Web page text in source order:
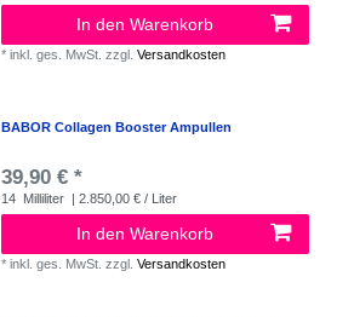
In den Warenkorb
*inkl. ges. MwSt. zzgl.Versandkosten
BABOR Collagen Booster Ampullen
39,90 € *
14 Milliliter | 2.850,00 € / Liter
In den Warenkorb
*inkl. ges. MwSt. zzgl.Versandkosten